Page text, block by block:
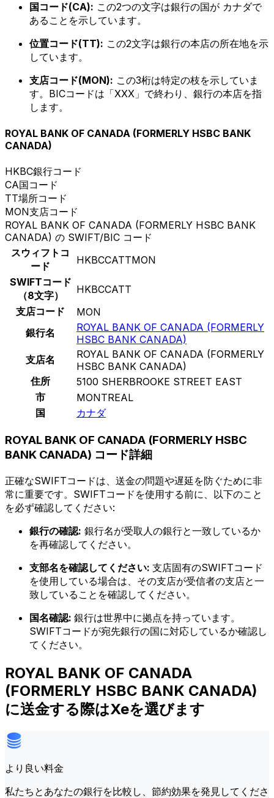
国コード(CA): この2つの文字は銀行の国が カナダで
あることを示しています。
位置コード(TT): この2文字は銀行の本店の所在地を示
しています。
支店コード(MON): この3桁は特定の枝を示していま
す。BICコードは「XXX」で終わり、銀行の本店を指
します。
ROYAL BANK OF CANADA (FORMERLY HSBC BANK
CANADA)
HKBC銀行コード
CA国コード
TT場所コード
MON支店コード
ROYAL BANK OF CANADA (FORMERLY HSBC BANK
CANADA) の SWIFT/BIC コード
スウィフトコ
ード
HKBCCATTMON
SWIFTコード
（8文字）
HKBCCATT
支店コード
MON
銀行名
ROYAL BANK OF CANADA (FORMERLY
HSBC BANK CANADA)
支店名
ROYAL BANK OF CANADA (FORMERLY
HSBC BANK CANADA)
住所
5100 SHERBROOKE STREET EAST
市
MONTREAL
国
カナダ
ROYAL BANK OF CANADA (FORMERLY HSBC
BANK CANADA) コード詳細
正確なSWIFTコードは、送金の問題や遅延を防ぐために非
常に重要です。SWIFTコードを使用する前に、以下のこと
を必ず確認してください:
銀行の確認: 銀行名が受取人の銀行と一致しているか
を再確認してください。
支部名を確認してください: 支店固有のSWIFTコード
を使用している場合は、その支店が受信者の支店と一
致していることを確認してください。
国名確認: 銀行は世界中に拠点を持っています。
SWIFTコードが宛先銀行の国に対応しているか確認し
てください。
ROYAL BANK OF CANADA
(FORMERLY HSBC BANK CANADA)
に送金する際はXeを選びます
より良い料金
私たちとあなたの銀行を比較し、節約効果を発見してくださ